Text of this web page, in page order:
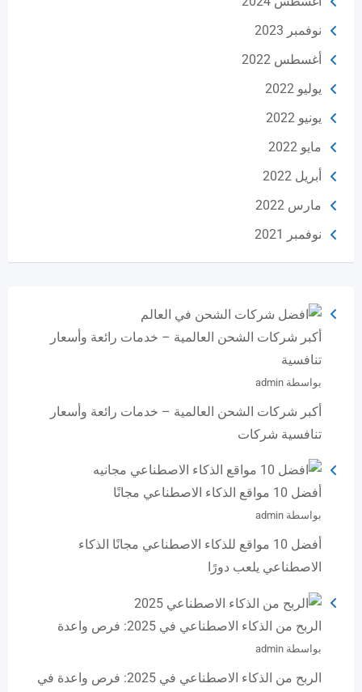
نوفمبر 2023
أغسطس 2022
يوليو 2022
يونيو 2022
مايو 2022
أبريل 2022
مارس 2022
نوفمبر 2021
أكبر شركات الشحن العالمية – خدمات رائعة وأسعار
تنافسية
بواسطة admin
أكبر شركات الشحن العالمية – خدمات رائعة وأسعار
تنافسية شركات
أفضل 10 مواقع الذكاء الاصطناعي مجانًا
بواسطة admin
أفضل 10 مواقع للذكاء الاصطناعي مجانًا الذكاء
الاصطناعي يلعب دورًا
الربح من الذكاء الاصطناعي في 2025: فرص واعدة
بواسطة admin
الربح من الذكاء الاصطناعي في 2025: فرص واعدة في